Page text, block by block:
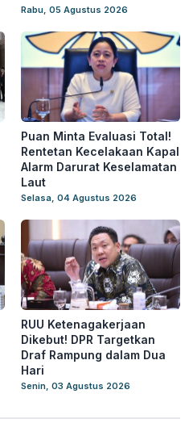
Rabu, 05 Agustus 2026
Puan Minta Evaluasi Total!
Rentetan Kecelakaan Kapal
Alarm Darurat Keselamatan
Laut
Selasa, 04 Agustus 2026
RUU Ketenagakerjaan
Dikebut! DPR Targetkan
Draf Rampung dalam Dua
Hari
Senin, 03 Agustus 2026